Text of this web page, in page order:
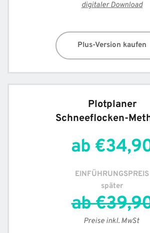
digitaler Download
Plus-Version kaufen
Plotplaner
Schneeflocken-
ab
EINFÜHRUNGSPREIS
später
ab
Preise inkl. MwSt